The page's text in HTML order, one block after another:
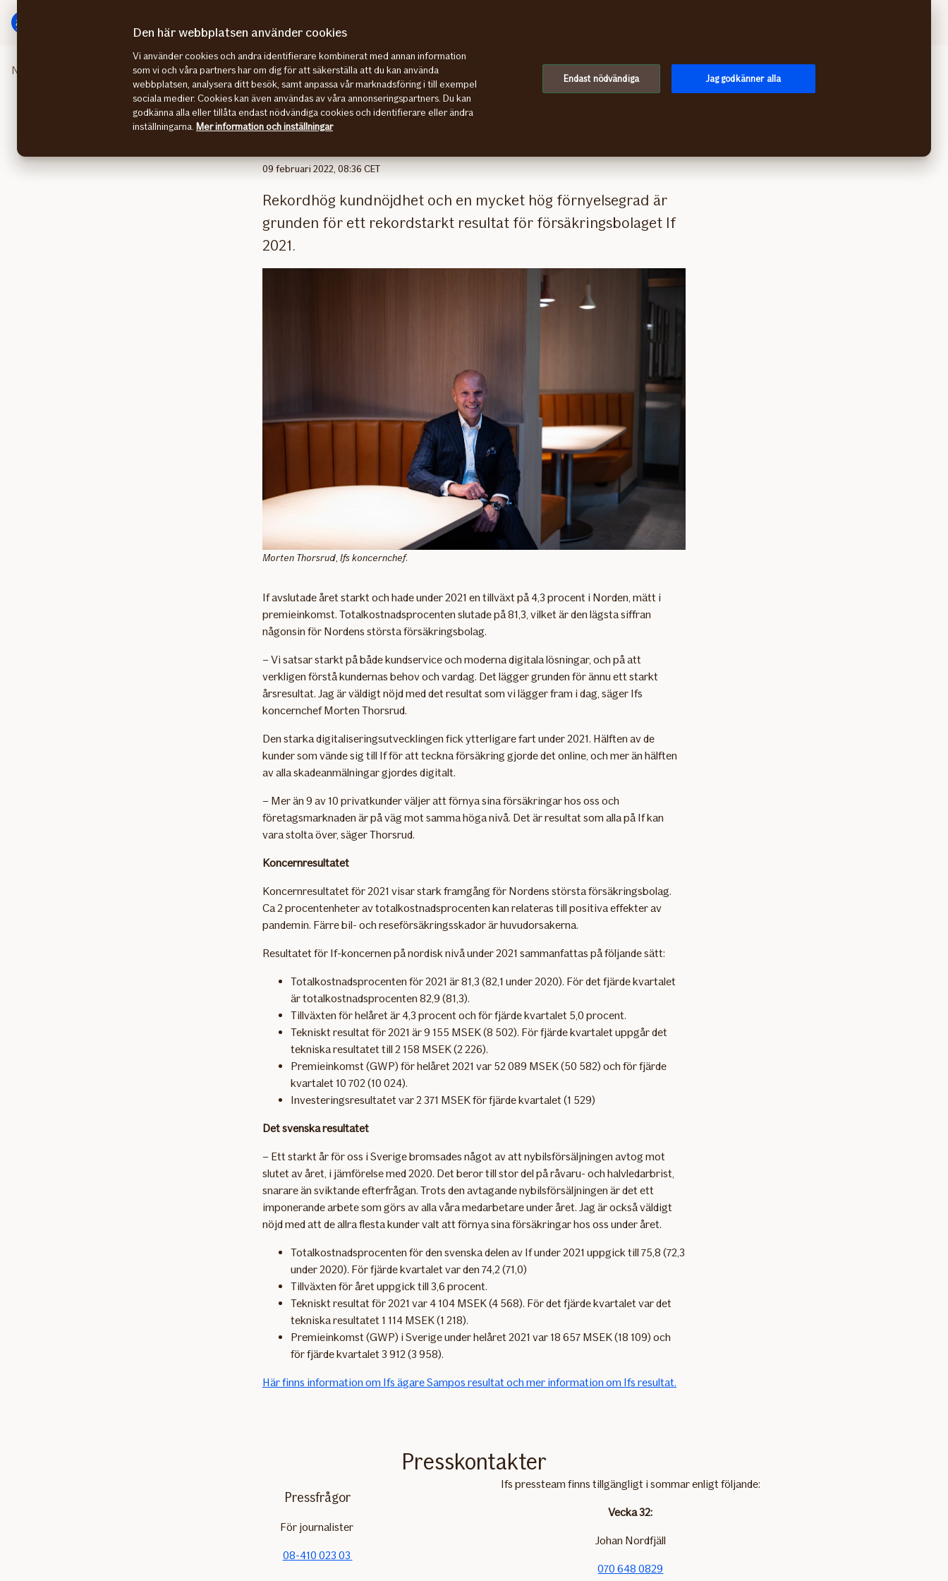
direkt
huvudmenyn
direkt
innehåll
Nyhetsrummet Nordiskt rekordresultat för If
Nordiskt rekordresultat för If
09 februari 2022, 08:36 CET
Rekordhög kundnöjdhet och en mycket hög förnyelsegrad är
grunden för ett rekordstarkt resultat för försäkringsbolaget If
2021.
Morten Thorsrud, Ifs koncernchef.
If avslutade året starkt och hade under 2021 en tillväxt på 4,3 procent i Norden, mätt i
premieinkomst. Totalkostnadsprocenten slutade på 81,3, vilket är den lägsta siffran
någonsin för Nordens största försäkringsbolag.
– Vi satsar starkt på både kundservice och moderna digitala lösningar, och på att
verkligen förstå kundernas behov och vardag. Det lägger grunden för ännu ett starkt
årsresultat. Jag är väldigt nöjd med det resultat som vi lägger fram i dag, säger Ifs
koncernchef Morten Thorsrud.
Den starka digitaliseringsutvecklingen fick ytterligare fart under 2021. Hälften av de
kunder som vände sig till If för att teckna försäkring gjorde det online, och mer än hälften
av alla skadeanmälningar gjordes digitalt.
– Mer än 9 av 10 privatkunder väljer att förnya sina försäkringar hos oss och
företagsmarknaden är på väg mot samma höga nivå. Det är resultat som alla på If kan
vara stolta över, säger Thorsrud.
Koncernresultatet
Koncernresultatet för 2021 visar stark framgång för Nordens största försäkringsbolag.
Ca 2 procentenheter av totalkostnadsprocenten kan relateras till positiva effekter av
pandemin. Färre bil- och reseförsäkringsskador är huvudorsakerna.
Resultatet för If-koncernen på nordisk nivå under 2021 sammanfattas på följande sätt:
Totalkostnadsprocenten för 2021 är 81,3 (82,1 under 2020). För det fjärde kvartalet
är totalkostnadsprocenten 82,9 (81,3).
Tillväxten för helåret är 4,3 procent och för fjärde kvartalet 5,0 procent.
Tekniskt resultat för 2021 är 9 155 MSEK (8 502). För fjärde kvartalet uppgår det
tekniska resultatet till 2 158 MSEK (2 226).
Premieinkomst (GWP) för helåret 2021 var 52 089 MSEK (50 582) och för fjärde
kvartalet 10 702 (10 024).
Investeringsresultatet var 2 371 MSEK för fjärde kvartalet (1 529)
Det svenska resultatet
– Ett starkt år för oss i Sverige bromsades något av att nybilsförsäljningen avtog mot
slutet av året, i jämförelse med 2020. Det beror till stor del på råvaru- och halvledarbrist,
snarare än sviktande efterfrågan. Trots den avtagande nybilsförsäljningen är det ett
imponerande arbete som görs av alla våra medarbetare under året. Jag är också väldigt
nöjd med att de allra flesta kunder valt att förnya sina försäkringar hos oss under året.
Totalkostnadsprocenten för den svenska delen av If under 2021 uppgick till 75,8 (72,3
under 2020). För fjärde kvartalet var den 74,2 (71,0)
Tillväxten för året uppgick till 3,6 procent.
Tekniskt resultat för 2021 var 4 104 MSEK (4 568). För det fjärde kvartalet var det
tekniska resultatet 1 114 MSEK (1 218).
Premieinkomst (GWP) i Sverige under helåret 2021 var 18 657 MSEK (18 109) och
för fjärde kvartalet 3 912 (3 958).
Här finns information om Ifs ägare Sampos resultat och mer information om Ifs resultat.
Presskontakter
Pressfrågor
För journalister
08-410 023 03
Ifs pressteam finns tillgängligt i sommar enligt följande:
Vecka 32:
Johan Nordfjäll
070 648 0829
Den här webbplatsen använder cookies
Vi använder cookies och andra identifierare kombinerat med annan information
som vi och våra partners har om dig för att säkerställa att du kan använda
webbplatsen, analysera ditt besök, samt anpassa vår marknadsföring i till exempel
sociala medier. Cookies kan även användas av våra annonseringspartners. Du kan
godkänna alla eller tillåta endast nödvändiga cookies och identifierare eller ändra
inställningarna. Mer information och inställningar
Endast nödvändiga Jag godkänner alla